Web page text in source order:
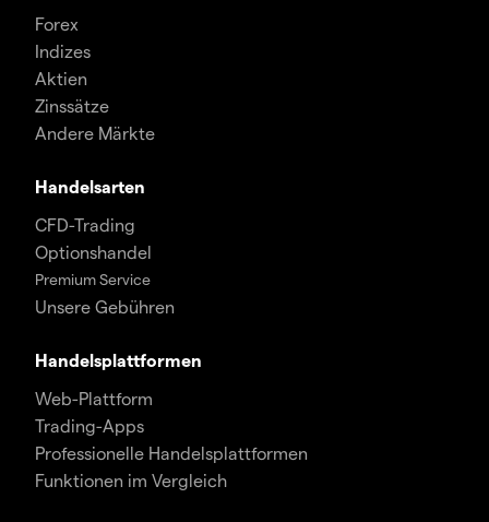
Forex
Indizes
Aktien
Zinssätze
Andere Märkte
Handelsarten
CFD-Trading
Optionshandel
Premium Service
Unsere Gebühren
Handelsplattformen
Web-Plattform
Trading-Apps
Professionelle Handelsplattformen
Funktionen im Vergleich